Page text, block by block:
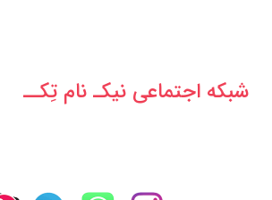
شبکه‌ اجتماعی نیکـ نام تِکــ